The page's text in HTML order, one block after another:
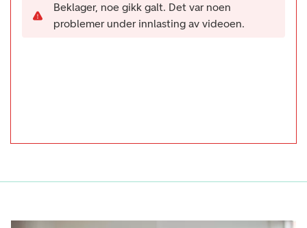
Beklager, noe gikk galt. Det var noen
problemer under innlasting av videoen.